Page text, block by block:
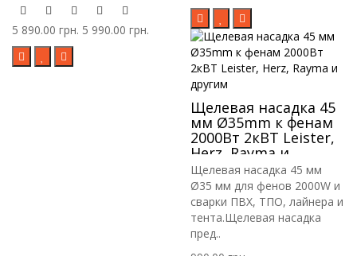
5 890.00 грн. 5 990.00 грн.
Щелевая насадка 45
мм Ø35mm к фенам
2000Вт 2кВТ Leister,
Herz, Rayma и
другим
Щелевая насадка 45 мм
Ø35 мм для фенов 2000W и
сварки ПВХ, ТПО, лайнера и
тента.Щелевая насадка
пред..